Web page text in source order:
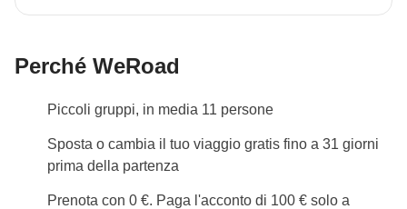
un compagno di viaggio come in tutti i viaggi
e della barca a vela. Ogni barca a vela avrà il proprio
Coordinatore Skipper, anche se si viaggia in flottiglia.
Partecipare a un viaggio Sail Adventure vuol dire
Perché WeRoad
Piccoli gruppi, in media 11 persone
Sposta o cambia il tuo viaggio gratis fino a 31 giorni
prima della partenza
Prenota con 0 €. Paga l'acconto di 100 € solo a